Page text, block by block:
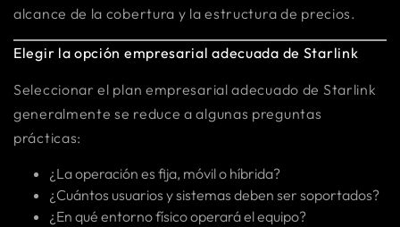
alcance de la cobertura y la estructura de precios.
Elegir la opción empresarial adecuada de Starlink
Seleccionar el plan empresarial adecuado de Starlink
generalmente se reduce a algunas preguntas
prácticas:
¿La operación es fija, móvil o híbrida?
¿Cuántos usuarios y sistemas deben ser soportados?
¿En qué entorno físico operará el equipo?